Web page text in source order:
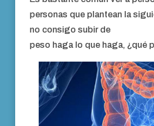
personas que plantean la
no consigo subir de
peso haga lo que haga, ¿qué